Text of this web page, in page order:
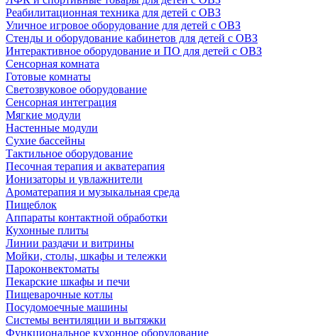
Реабилитационная техника для детей с ОВЗ
Уличное игровое оборудование для детей с ОВЗ
Стенды и оборудование кабинетов для детей с ОВЗ
Интерактивное оборудование и ПО для детей с ОВЗ
Сенсорная комната
Готовые комнаты
Светозвуковое оборудование
Сенсорная интеграция
Мягкие модули
Настенные модули
Сухие бассейны
Тактильное оборудование
Песочная терапия и акватерапия
Ионизаторы и увлажнители
Ароматерапия и музыкальная среда
Пищеблок
Аппараты контактной обработки
Кухонные плиты
Линии раздачи и витрины
Мойки, столы, шкафы и тележки
Пароконвектоматы
Пекарские шкафы и печи
Пищеварочные котлы
Посудомоечные машины
Системы вентиляции и вытяжки
Функциональное кухонное оборудование